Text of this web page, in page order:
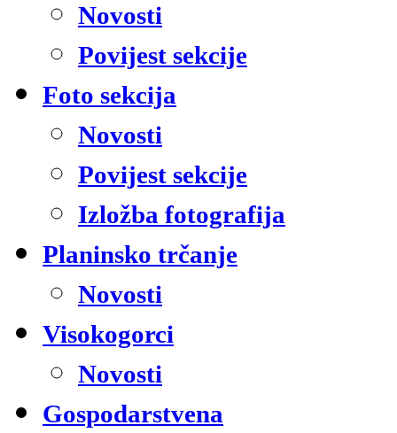
Novosti
Povijest sekcije
Foto sekcija
Novosti
Povijest sekcije
Izložba fotografija
Planinsko trčanje
Novosti
Visokogorci
Novosti
Gospodarstvena